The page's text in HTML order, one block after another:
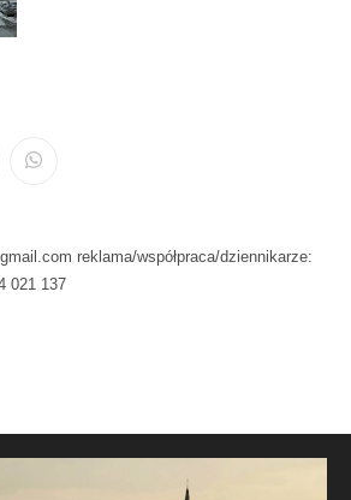
reklama/współpraca/dziennikarze:
021 137